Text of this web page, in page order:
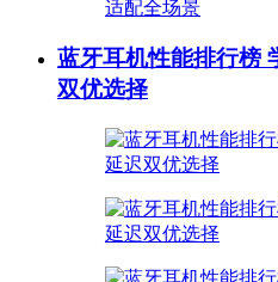
蓝牙耳机性能排行榜
双优选择